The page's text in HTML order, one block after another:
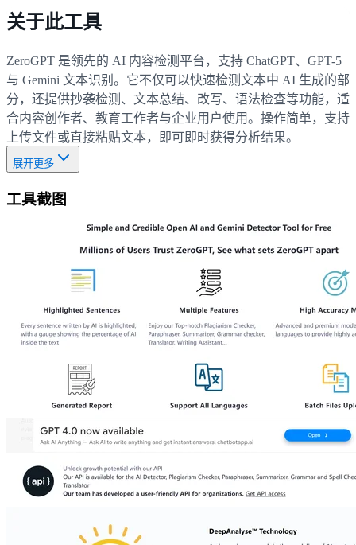
关于此工具
ZeroGPT 是领先的 AI 内容检测平台，支持 ChatGPT、GPT-5
与 Gemini 文本识别。它不仅可以快速检测文本中 AI 生成的部
分，还提供抄袭检测、文本总结、改写、语法检查等功能，适
合内容创作者、教育工作者与企业用户使用。操作简单，支持
上传文件或直接粘贴文本，即可即时获得分析结果。
展开更多
工具截图